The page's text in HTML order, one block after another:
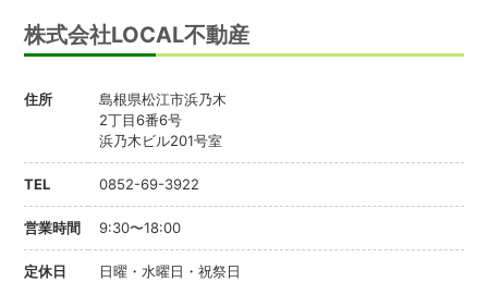
株式会社LOCAL不動産
住所
島根県松江市浜乃木
2丁目6番6号
浜乃木ビル201号室
TEL 0852-69-3922
営業時間 9:30〜18:00
定休日 日曜・水曜日・祝祭日